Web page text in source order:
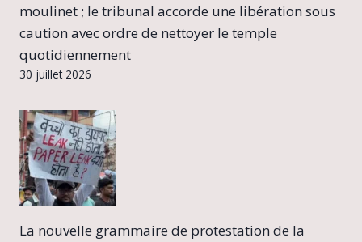
moulinet ; le tribunal accorde une libération sous
caution avec ordre de nettoyer le temple
quotidiennement
30 juillet 2026
La nouvelle grammaire de protestation de la